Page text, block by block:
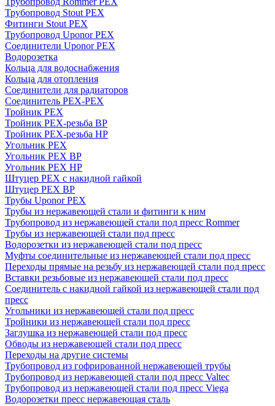
Трубопровод Stout PEX
Фитинги Stout PEX
Трубопровод Uponor PEX
Соединители Uponor PEX
Водорозетка
Кольца для водоснабжения
Кольца для отопления
Соединители для радиаторов
Соединитель PEX-PEX
Тройник PEX
Тройник PEX-резьба ВР
Тройник PEX-резьба НР
Угольник PEX
Угольник PEX ВР
Угольник PEX НР
Штуцер PEX c накидной гайкой
Штуцер PEX ВР
Трубы Uponor PEX
Трубы из нержавеющей стали и фитинги к ним
Трубопровод из нержавеющей стали под пресс Rommer
Трубы из нержавеющей стали под пресс
Водорозетки из нержавеющей стали под пресс
Муфты соединительные из нержавеющей стали под пресс
Переходы прямые на резьбу из нержавеющей стали под пресс
Вставки резьбовые из нержавеющей стали под пресс
Соединитель с накидной гайкой из нержавеющей стали под
пресс
Угольники из нержавеющей стали под пресс
Тройники из нержавеющей стали под пресс
Заглушка из нержавеющей стали под пресс
Обводы из нержавеющей стали под пресс
Переходы на другие системы
Трубопровод из гофрированной нержавеющей трубы
Трубопровод из нержавеющей стали под пресс Valtec
Трубопровод из нержавеющей стали под пресс Viega
Водорозетки пресс нержавеющая сталь